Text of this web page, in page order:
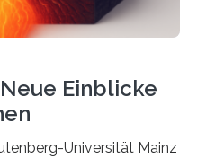
Einblicke
Universität Mainz